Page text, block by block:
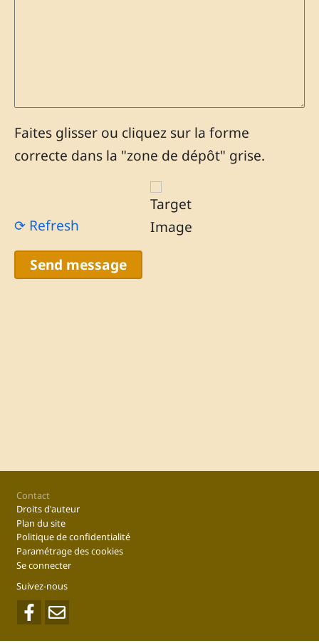
Faites glisser ou cliquez sur la forme
correcte dans la "zone de dépôt" grise.
⟳ Refresh
Footer
Contact
Droits d'auteur
Plan du site
Politique de confidentialité
Paramétrage des cookies
Se connecter
Suivez-nous